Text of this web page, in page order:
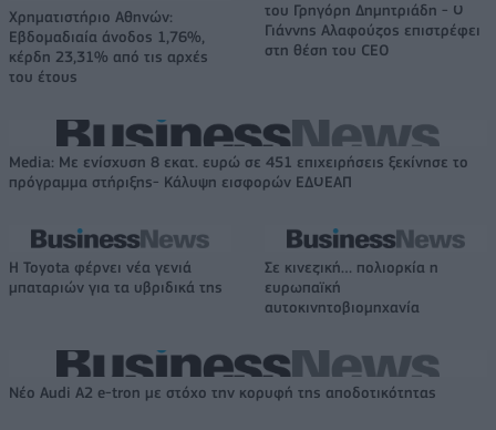
Χρηματιστήριο Αθηνών:
Εβδομαδιαία άνοδος 1,76%,
κέρδη 23,31% από τις αρχές
του έτους
του Γρηγόρη Δημητριάδη - Ο
Γιάννης Αλαφούζος επιστρέφει
στη θέση του CEO
Media: Με ενίσχυση 8 εκατ. ευρώ σε 451 επιχειρήσεις ξεκίνησε το
πρόγραμμα στήριξης- Κάλυψη εισφορών ΕΔΟΕΑΠ
Η Toyota φέρνει νέα γενιά
μπαταριών για τα υβριδικά της
Σε κινεζική… πολιορκία η
ευρωπαϊκή
αυτοκινητοβιομηχανία
Νέο Audi A2 e-tron με στόχο την κορυφή της αποδοτικότητας